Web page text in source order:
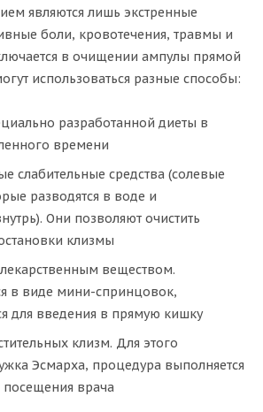
являются лишь экстренные
боли, кровотечения, травмы и
в очищении ампулы прямой
использоваться разные способы:
разработанной диеты в
времени
слабительные средства (солевые
разводятся в воде и
Они позволяют очистить
клизмы
веществом.
в виде мини-спринцовок,
для введения в прямую кишку
клизм. Для этого
Эсмарха, процедура выполняется
посещения врача